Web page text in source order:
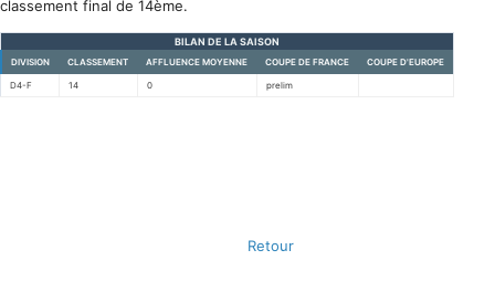
classement final de 14ème.
BILAN DE LA SAISON
DIVISION CLASSEMENT AFFLUENCE MOYENNE COUPE DE FRANCE COUPE D'EUROPE
D4-F 14 0 prelim
Retour